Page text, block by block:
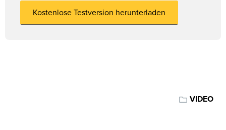
Kostenlose Testversion herunterladen
VIDEO